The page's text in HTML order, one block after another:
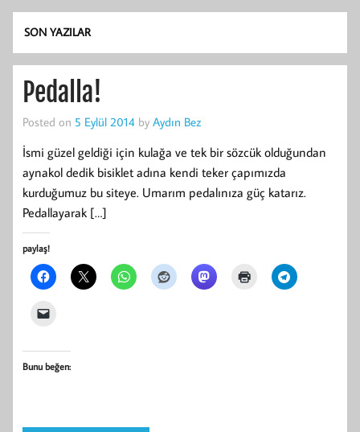
SON YAZILAR
Pedalla!
Posted on 5 Eylül 2014 by Aydın Bez
İsmi güzel geldiği için kulağa ve tek bir sözcük olduğundan
aynakol dedik bisiklet adına kendi teker çapımızda
kurduğumuz bu siteye. Umarım pedalınıza güç katarız.
Pedallayarak […]
paylaş!
Bunu beğen: